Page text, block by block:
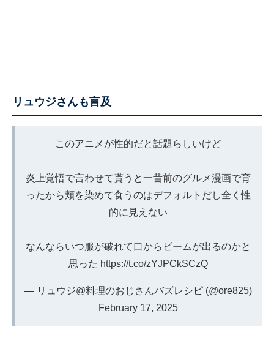
リュウジさんも言及
このアニメが性的だと話題らしいけど
炎上覚悟で言わせて貰うと一昔前のグルメ漫画で育
ったから頬を染めて食うのはデフォルトだし全く性
的に見えない
なんならいつ服が破れて口からビームが出るのかと
思った https://t.co/zYJPCkSCzQ
— リュウジ@料理のおじさんバズレシピ (@ore825)
February 17, 2025